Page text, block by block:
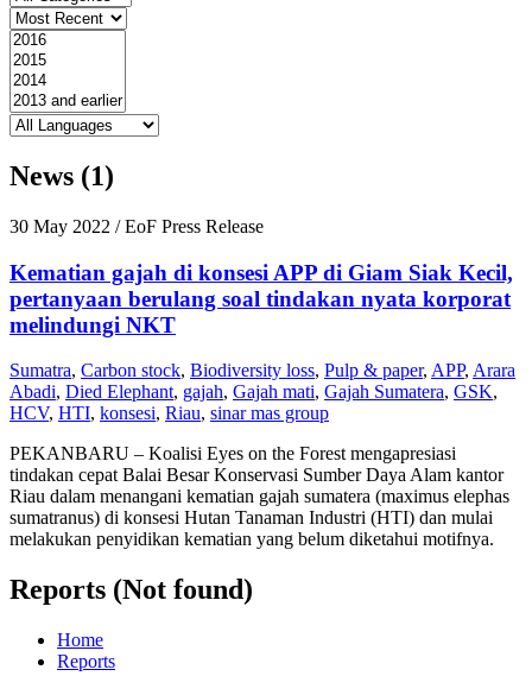
News (1)
30 May 2022 / EoF Press Release
Kematian gajah di konsesi APP di Giam Siak Kecil,
pertanyaan berulang soal tindakan nyata korporat
melindungi NKT
Sumatra, Carbon stock, Biodiversity loss, Pulp & paper, APP, Arara
Abadi, Died Elephant, gajah, Gajah mati, Gajah Sumatera, GSK,
HCV, HTI, konsesi, Riau, sinar mas group
PEKANBARU – Koalisi Eyes on the Forest mengapresiasi
tindakan cepat Balai Besar Konservasi Sumber Daya Alam kantor
Riau dalam menangani kematian gajah sumatera (maximus elephas
sumatranus) di konsesi Hutan Tanaman Industri (HTI) dan mulai
melakukan penyidikan kematian yang belum diketahui motifnya.
Reports (Not found)
Home
Reports